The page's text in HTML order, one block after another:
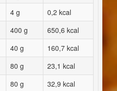
4 g
0,2 kcal
400 g
650,6 kcal
40 g
160,7 kcal
80 g
23,1 kcal
80 g
32,9 kcal